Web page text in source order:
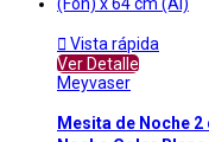
 Vista rápida
Ver Detalle
Meyvaser
Mesita de Noche